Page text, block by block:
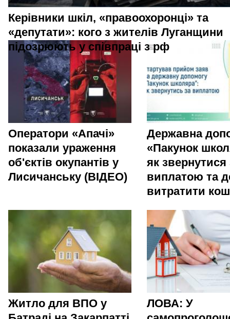
Керівники шкіл, «правоохоронці» та
«депутати»: кого з жителів Луганщини
підозрюють у співпраці з рф
Оператори «Апачі»
показали ураження
об'єктів окупантів у
Лисичанську (ВІДЕО)
Державна
«Пакунок
як звернутися
виплатою та
витратити
Житло для ВПО у
ЛОВА: У